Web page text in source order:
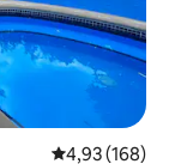
4,93 de
4,93 (168)